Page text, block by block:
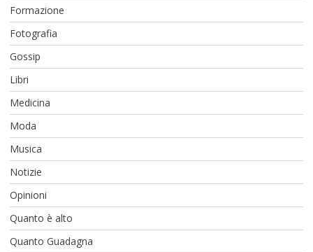
Formazione
Fotografia
Gossip
Libri
Medicina
Moda
Musica
Notizie
Opinioni
Quanto è alto
Quanto Guadagna